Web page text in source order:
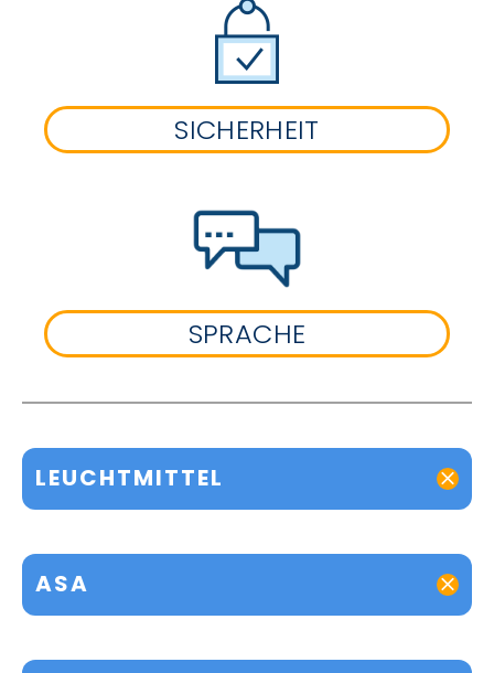
SICHERHEIT
SPRACHE
LEUCHTMITTEL
ASA